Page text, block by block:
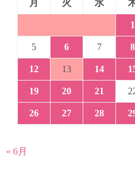
月
火 水
1
5 6 7 8
12 13 14
19 20 21
26 27 28
« 6月